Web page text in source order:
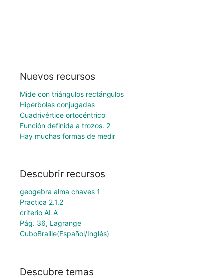
Nuevos recursos
Mide con triángulos rectángulos
Hipérbolas conjugadas
Cuadrivértice ortocéntrico
Función definida a trozos. 2
Hay muchas formas de medir
Descubrir recursos
geogebra alma chaves 1
Practica 2.1.2
criterio ALA
Pág. 36, Lagrange
CuboBraille(Español/Inglés)
Descubre temas